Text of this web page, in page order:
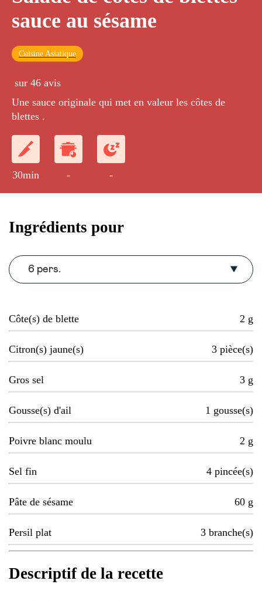
sauce au sésame
Cuisine Asiatique
sur 46 avis
Une sauce originale qui met en valeur les côtes de
blettes .
30min - -
Ingrédients pour
6 pers.
Côte(s) de blette 2 g
Citron(s) jaune(s) 3 pièce(s)
Gros sel 3 g
Gousse(s) d'ail 1 gousse(s)
Poivre blanc moulu 2 g
Sel fin 4 pincée(s)
Pâte de sésame 60 g
Persil plat 3 branche(s)
Descriptif de la recette